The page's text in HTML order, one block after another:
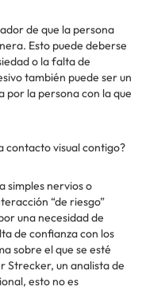
de que la persona
Esto puede deberse
o la falta de
también puede ser un
por la persona con la que
contacto visual contigo?
simples nervios o
“de riesgo”
una necesidad de
de confianza con los
sobre el que se esté
Strecker, un analista de
esto no es